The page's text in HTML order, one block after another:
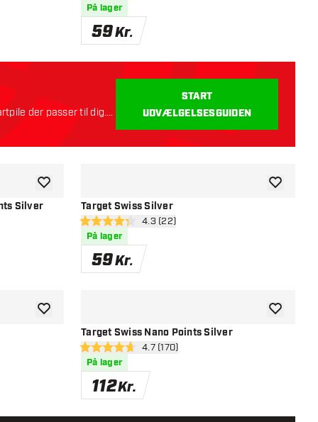
På lager
59Kr.
Silver
tilføje til ønskeliste
Target Swiss Silver
åbn anmeldelsespanel
4.3 bedømmelsesstjerner
4.3 (22)
På lager
59Kr.
tilføje til
tilføje til ønskeliste
Target Swiss Nano Points Silver
åbn anmeldelsespanel
4.7 bedømmelsesstjerner
4.7 (170)
På lager
112Kr.
tilføje til
der passer til dig.
START
UDVÆLGELSESGUIDEN